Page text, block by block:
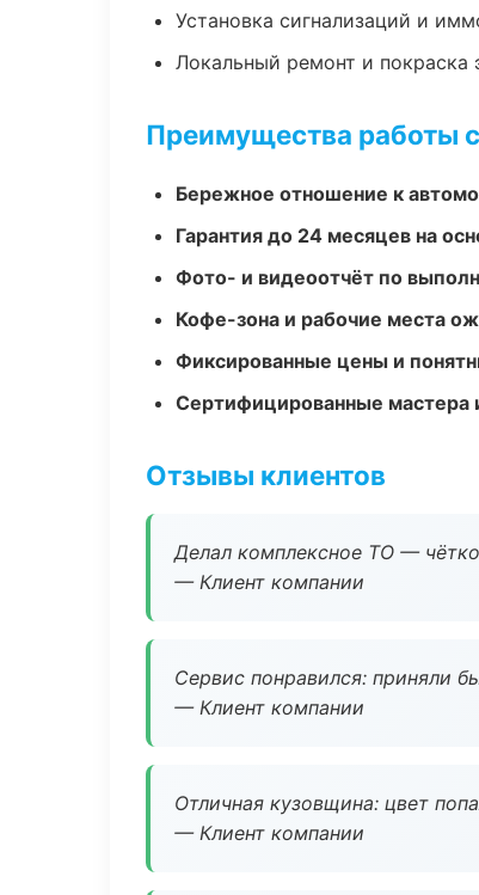
Установка сигнализаций и
Локальный ремонт и покраска
Преимущества работы
Бережное отношение к
Гарантия до 24 месяцев на
Фото- и видеоотчёт по
Кофе-зона и рабочие места
Фиксированные цены и
Сертифицированные мастера
Отзывы клиентов
Делал комплексное ТО —
— Клиент компании
Сервис понравился: приняли
— Клиент компании
Отличная кузовщина: цвет
— Клиент компании